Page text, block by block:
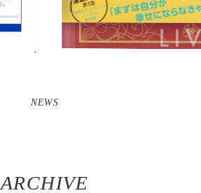
NEWS
ARCHIVE